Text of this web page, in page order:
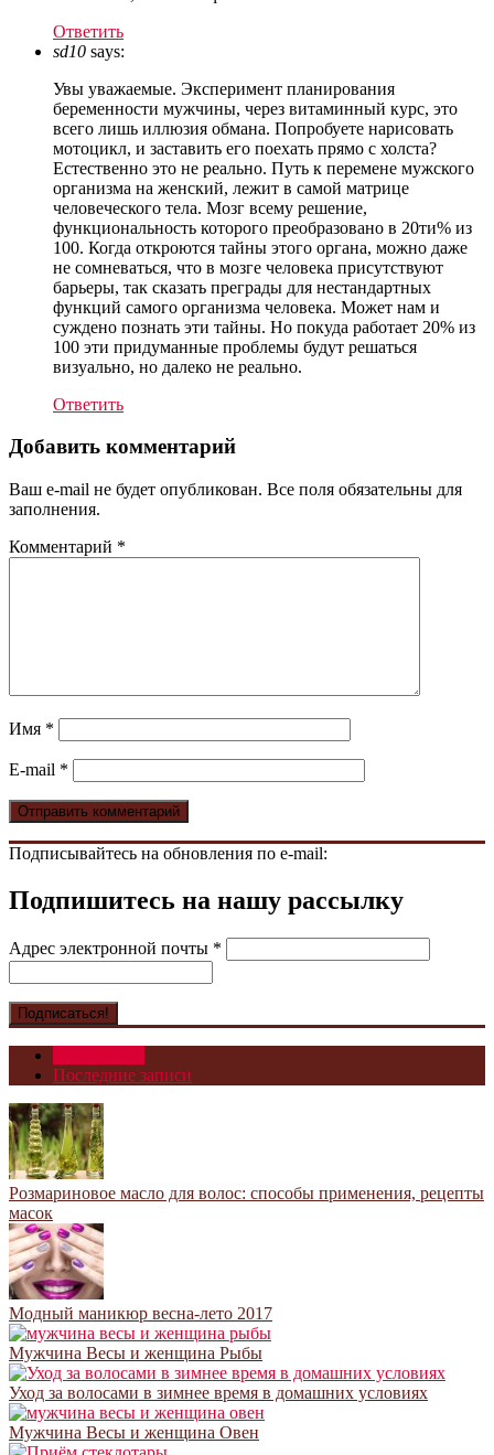
Ответить
sd10 says:
Увы уважаемые. Эксперимент планирования
беременности мужчины, через витаминный курс, это
всего лишь иллюзия обмана. Попробуете нарисовать
мотоцикл, и заставить его поехать прямо с холста?
Естественно это не реально. Путь к перемене мужского
организма на женский, лежит в самой матрице
человеческого тела. Мозг всему решение,
функциональность которого преобразовано в 20ти% из
100. Когда откроются тайны этого органа, можно даже
не сомневаться, что в мозге человека присутствуют
барьеры, так сказать преграды для нестандартных
функций самого организма человека. Может нам и
суждено познать эти тайны. Но покуда работает 20% из
100 эти придуманные проблемы будут решаться
визуально, но далеко не реально.
Ответить
Добавить комментарий
Ваш e-mail не будет опубликован. Все поля обязательны для
заполнения.
Комментарий *
Имя *
E-mail *
Подписывайтесь на обновления по e-mail:
Подпишитесь на нашу рассылку
Адрес электронной почты *
Последние записи
Розмариновое масло для волос: способы применения, рецепты
масок
Модный маникюр весна-лето 2017
Мужчина Весы и женщина Рыбы
Уход за волосами в зимнее время в домашних условиях
Мужчина Весы и женщина Овен